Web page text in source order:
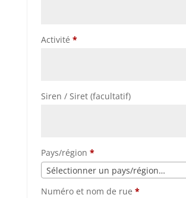
Activité *
Siren / Siret (facultatif)
Pays/région *
Sélectionner un pays/région…
Numéro et nom de rue *